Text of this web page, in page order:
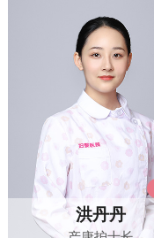
洪丹丹